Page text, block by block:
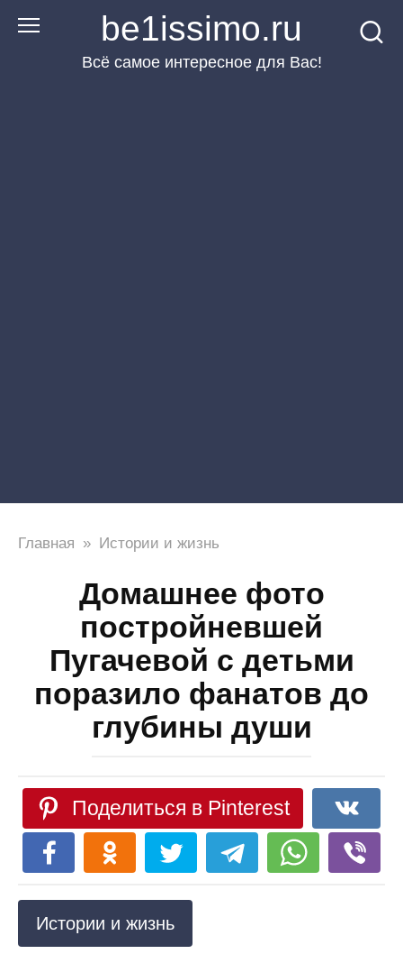
Перейти
be1issimo.ru
Всё самое интересное для Вас!
Главная » Истории и жизнь
Домашнее фото
постройневшей
Пугачевой с детьми
поразило фанатов до
глубины души
Поделиться в Pinterest
Истории и жизнь